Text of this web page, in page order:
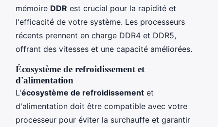
mémoire DDR est crucial pour la rapidité et
l'efficacité de votre système. Les processeurs
récents prennent en charge DDR4 et DDR5,
offrant des vitesses et une capacité améliorées.
Écosystème de refroidissement et
d'alimentation
L'écosystème de refroidissement et
d'alimentation doit être compatible avec votre
processeur pour éviter la surchauffe et garantir